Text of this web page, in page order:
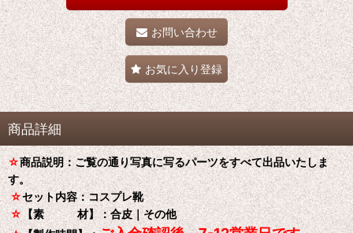
お問い合わせ
お気に入り登録
商品詳細
☆商品説明：ご覧の通り写真に写るパーツをすべて出品いたしま
す。
☆セット内容：コスプレ靴
☆【素 材】：合皮｜その他